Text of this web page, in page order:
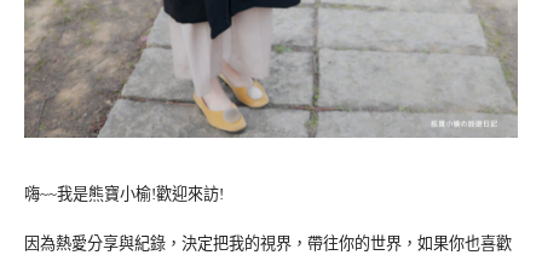
嗨~~我是熊寶小榆!歡迎來訪!
因為熱愛分享與紀錄，決定把我的視界，帶往你的世界，如果你也喜歡